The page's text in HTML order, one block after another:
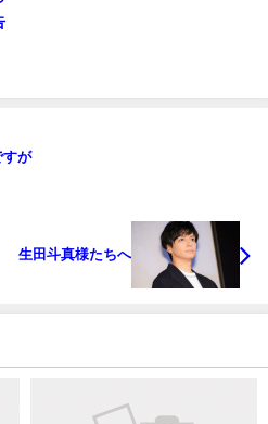
すが
生田斗真様たちへ